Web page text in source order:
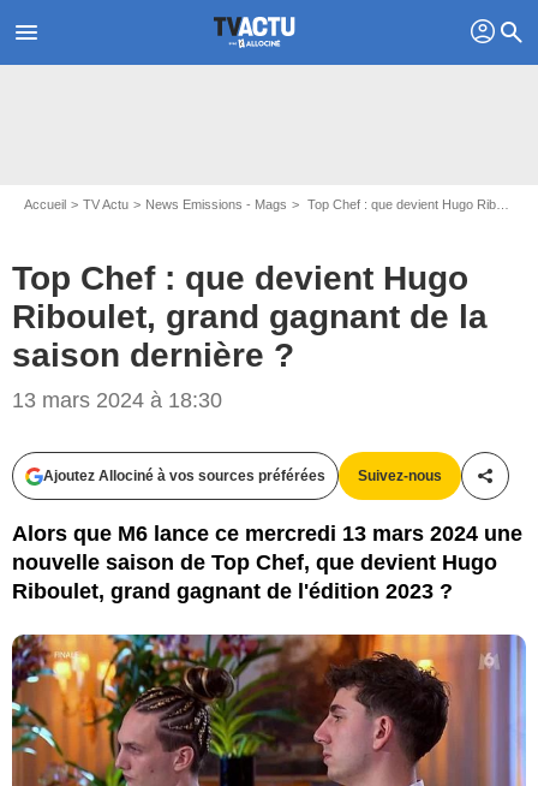
menu profil search
Accueil TV Actu News Emissions - Mags Top Chef : que devient Hugo Riboulet, grand gagnant de la saison dernière ?
Top Chef : que devient Hugo
Riboulet, grand gagnant de la
saison dernière ?
13 mars 2024 à 18:30
Ajoutez Allociné à vos sources préférées Suivez-nous
Alors que M6 lance ce mercredi 13 mars 2024 une
nouvelle saison de Top Chef, que devient Hugo
Riboulet, grand gagnant de l'édition 2023 ?
Capture d'écran Top Chef 2023 / M6